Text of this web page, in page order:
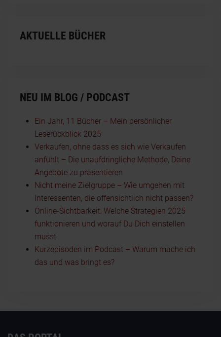
AKTUELLE BÜCHER
NEU IM BLOG / PODCAST
Ein Jahr, 11 Bücher – Mein persönlicher
Leserückblick 2025
Verkaufen, ohne dass es sich wie Verkaufen
anfühlt – Die unaufdringliche Methode, Deine
Angebote zu präsentieren
Nicht meine Zielgruppe – Wie umgehen mit
Interessenten, die offensichtlich nicht passen?
Online-Sichtbarkeit: Welche Strategien 2025
funktionieren und worauf Du Dich einstellen
musst
Kurzepisoden im Podcast – Warum mache ich
das und was bringt es?